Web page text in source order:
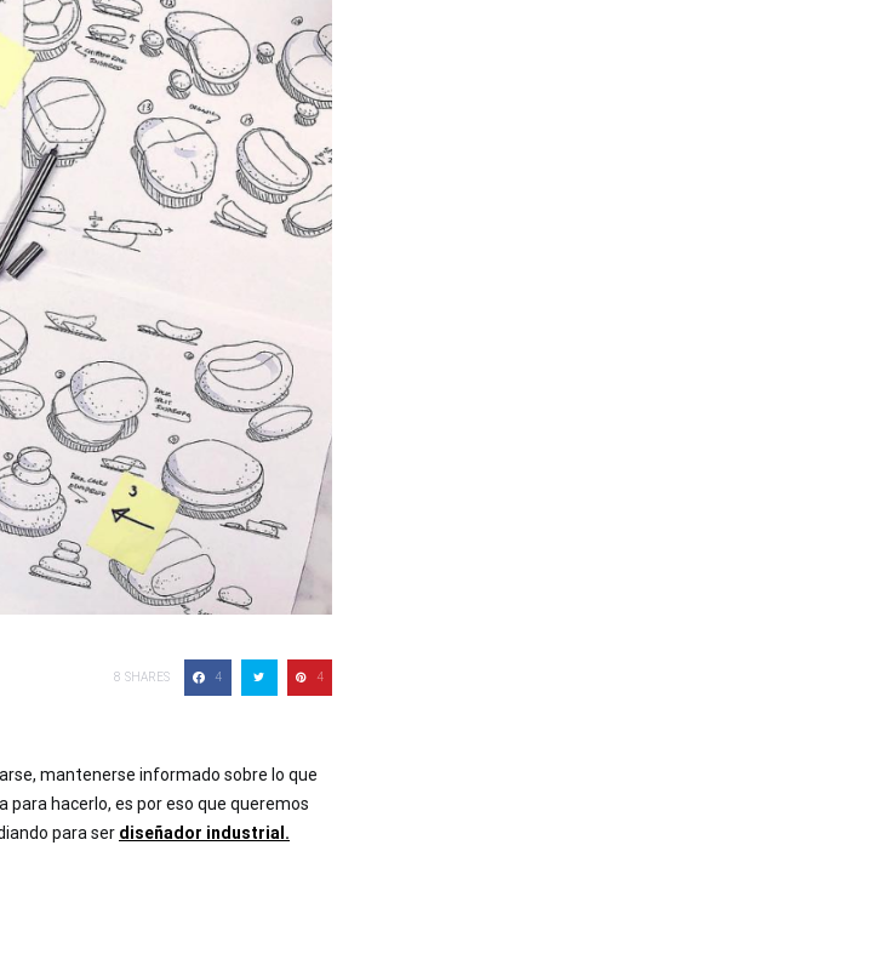
8 SHARES 4 4
mantenerse informado sobre lo que
hacerlo, es por eso que queremos
para ser diseñador industrial.